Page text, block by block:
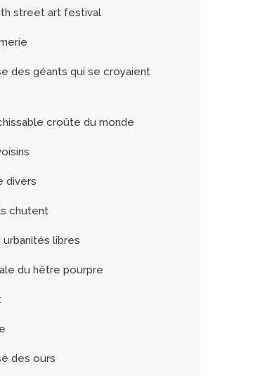
street art festival
des géants qui se croyaient
croûte du monde
divers
chutent
libres
du hêtre pourpre
des ours